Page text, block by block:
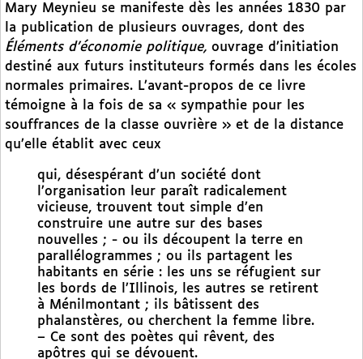
Mary Meynieu se manifeste dès les années 1830 par
la publication de plusieurs ouvrages, dont des
Éléments d’économie politique, ouvrage d’initiation
destiné aux futurs instituteurs formés dans les écoles
normales primaires. L’avant-propos de ce livre
témoigne à la fois de sa « sympathie pour les
souffrances de la classe ouvrière » et de la distance
qu’elle établit avec ceux
qui, désespérant d’un société dont
l’organisation leur paraît radicalement
vicieuse, trouvent tout simple d’en
construire une autre sur des bases
nouvelles ; - ou ils découpent la terre en
parallélogrammes ; ou ils partagent les
habitants en série : les uns se réfugient sur
les bords de l’Illinois, les autres se retirent
à Ménilmontant ; ils bâtissent des
phalanstères, ou cherchent la femme libre.
– Ce sont des poètes qui rêvent, des
apôtres qui se dévouent.